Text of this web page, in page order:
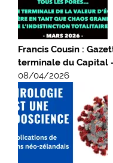
Francis Cousin :
terminale du Capital
08/04/2026